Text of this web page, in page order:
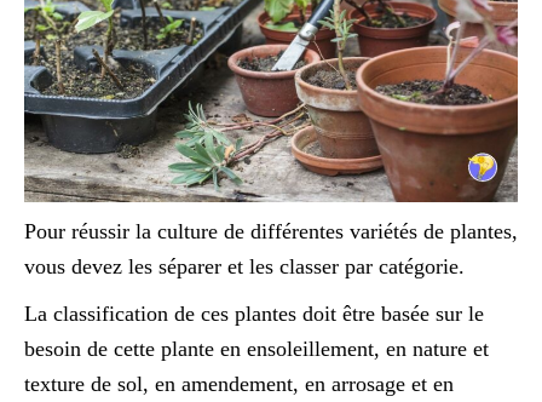
Pour réussir la culture de différentes variétés de plantes,
vous devez les séparer et les classer par catégorie.
La classification de ces plantes doit être basée sur le
besoin de cette plante en ensoleillement, en nature et
texture de sol, en amendement, en arrosage et en